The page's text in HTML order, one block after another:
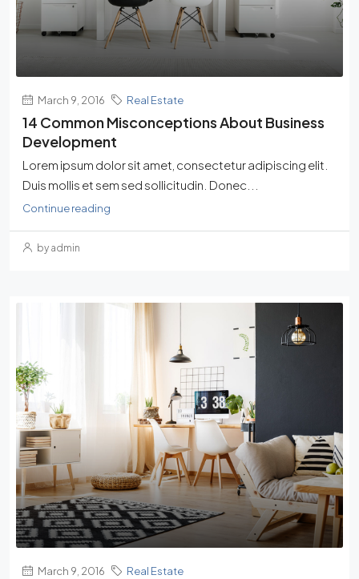
March 9, 2016 Real Estate
14 Common Misconceptions About Business
Development
Lorem ipsum dolor sit amet, consectetur adipiscing elit.
Duis mollis et sem sed sollicitudin. Donec...
Continue reading
by admin
March 9, 2016 Real Estate